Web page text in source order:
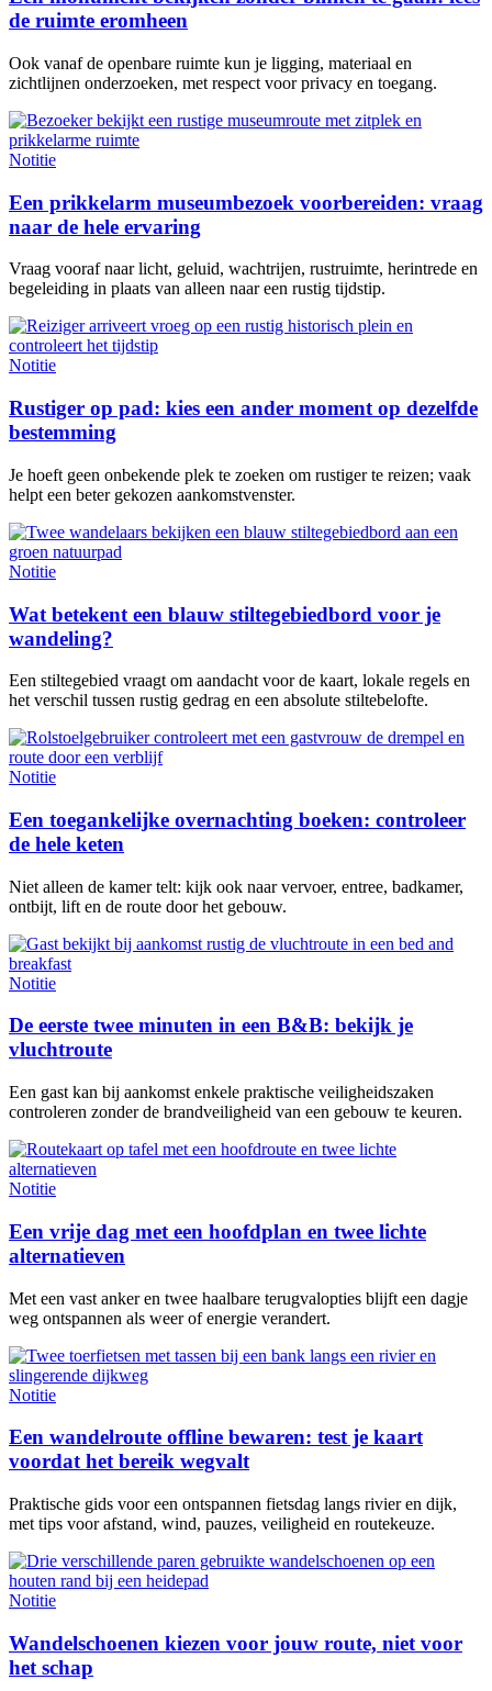
de ruimte eromheen
Ook vanaf de openbare ruimte kun je ligging, materiaal en
zichtlijnen onderzoeken, met respect voor privacy en toegang.
Notitie
Een prikkelarm museumbezoek voorbereiden: vraag
naar de hele ervaring
Vraag vooraf naar licht, geluid, wachtrijen, rustruimte, herintrede en
begeleiding in plaats van alleen naar een rustig tijdstip.
Notitie
Rustiger op pad: kies een ander moment op dezelfde
bestemming
Je hoeft geen onbekende plek te zoeken om rustiger te reizen; vaak
helpt een beter gekozen aankomstvenster.
Notitie
Wat betekent een blauw stiltegebiedbord voor je
wandeling?
Een stiltegebied vraagt om aandacht voor de kaart, lokale regels en
het verschil tussen rustig gedrag en een absolute stiltebelofte.
Notitie
Een toegankelijke overnachting boeken: controleer
de hele keten
Niet alleen de kamer telt: kijk ook naar vervoer, entree, badkamer,
ontbijt, lift en de route door het gebouw.
Notitie
De eerste twee minuten in een B&B: bekijk je
vluchtroute
Een gast kan bij aankomst enkele praktische veiligheidszaken
controleren zonder de brandveiligheid van een gebouw te keuren.
Notitie
Een vrije dag met een hoofdplan en twee lichte
alternatieven
Met een vast anker en twee haalbare terugvalopties blijft een dagje
weg ontspannen als weer of energie verandert.
Notitie
Een wandelroute offline bewaren: test je kaart
voordat het bereik wegvalt
Praktische gids voor een ontspannen fietsdag langs rivier en dijk,
met tips voor afstand, wind, pauzes, veiligheid en routekeuze.
Notitie
Wandelschoenen kiezen voor jouw route, niet voor
het schap